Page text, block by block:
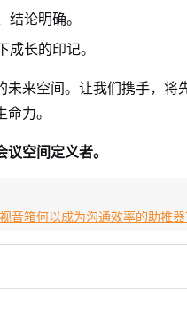
论明确。
长的印记。
来空间。让我们携手，
力。
空间定义者。
音箱何以成为沟通效率的助推器